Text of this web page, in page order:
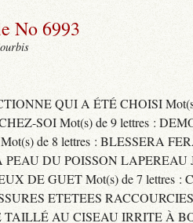
No 6993
QUI A ÉTÉ CHOISI
SOI Mot(s) de 9 lettres :
de 8 lettres : BLESSERA
DU POISSON LAPEREAU
DE GUET Mot(s) de 7 lettres :
ETETEES
TAILLÉ AU CISEAU IRRITE À